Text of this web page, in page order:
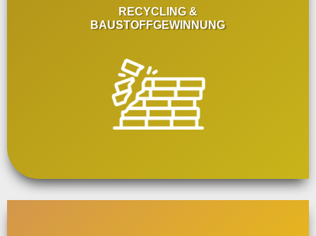
RECYCLING &
BAUSTOFFGEWINNUNG